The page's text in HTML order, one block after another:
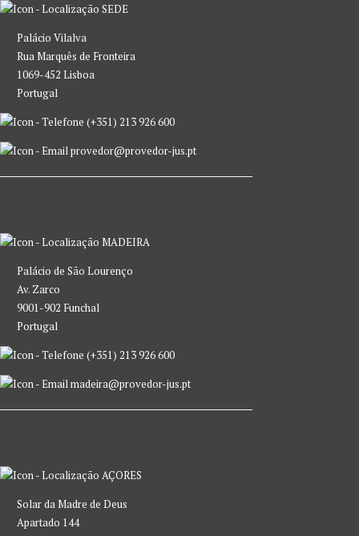
SEDE
Palácio Vilalva
Rua Marquês de Fronteira
1069-452 Lisboa
Portugal
(+351) 213 926 600
provedor@provedor-jus.pt
MADEIRA
Palácio de São Lourenço
Av. Zarco
9001-902 Funchal
Portugal
(+351) 213 926 600
madeira@provedor-jus.pt
AÇORES
Solar da Madre de Deus
Apartado 144